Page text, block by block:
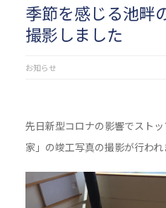
季節を感じる池畔
撮影しました
お知らせ
先日新型コロナの影響でスト
家」の竣工写真の撮影が行われ